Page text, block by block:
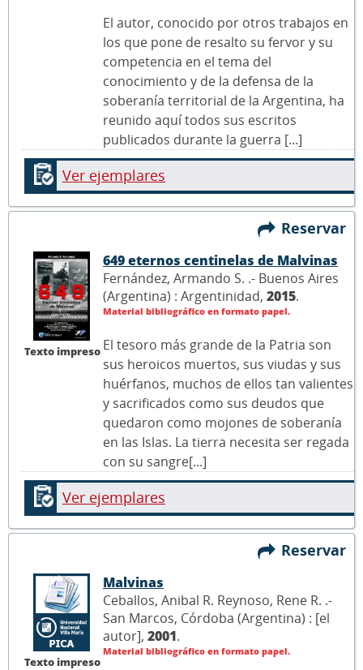
El autor, conocido por otros trabajos en
los que pone de resalto su fervor y su
competencia en el tema del
conocimiento y de la defensa de la
soberanía territorial de la Argentina, ha
reunido aquí todos sus escritos
publicados durante la guerra [...]
Ver ejemplares
Reservar
Texto impreso
649 eternos centinelas de Malvinas
Fernández, Armando S. .- Buenos Aires
(Argentina) : Argentinidad, 2015.
Material bibliográfico en formato papel.
El tesoro más grande de la Patria son
sus heroicos muertos, sus viudas y sus
huérfanos, muchos de ellos tan valientes
y sacrificados como sus deudos que
quedaron como mojones de soberanía
en las Islas. La tierra necesita ser regada
con su sangre[...]
Ver ejemplares
Reservar
Texto impreso
Malvinas
Ceballos, Anibal R. Reynoso, Rene R. .-
San Marcos, Córdoba (Argentina) : [el
autor], 2001.
Material bibliográfico en formato papel.